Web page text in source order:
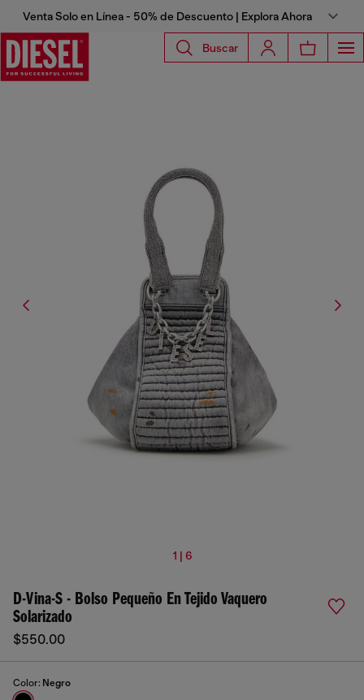
Venta Solo en Línea - 50% de Descuento | Explora Ahora
Buscar
1 | 6
D-Vina-S - Bolso Pequeño En Tejido Vaquero
Solarizado
$550.00
Color: Negro